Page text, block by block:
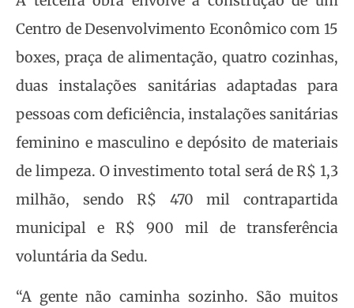
Centro de Desenvolvimento Econômico com 15
boxes, praça de alimentação, quatro cozinhas,
duas instalações sanitárias adaptadas para
pessoas com deficiência, instalações sanitárias
feminino e masculino e depósito de materiais
de limpeza. O investimento total será de R$ 1,3
milhão, sendo R$ 470 mil contrapartida
municipal e R$ 900 mil de transferência
voluntária da Sedu.
“A gente não caminha sozinho. São muitos